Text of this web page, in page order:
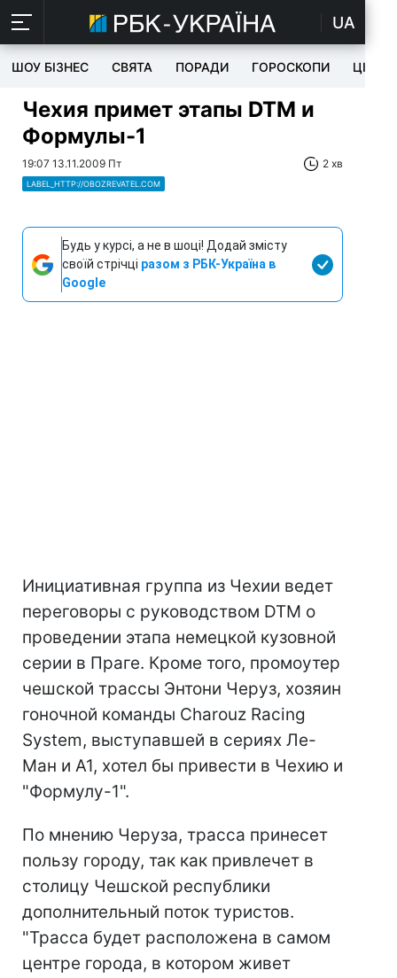
UA
ШОУ БІЗНЕС СВЯТА ПОРАДИ ГОРОСКОПИ ЦІКАВЕ
Чехия примет этапы DTM и
Формулы-1
19:07 13.11.2009 Пт 2 хв
LABEL_HTTP://OBOZREVATEL.COM
Будь у курсі, а не в шоці! Додай змісту
своїй стрічці разом з РБК-Україна в
Google
Инициативная группа из Чехии ведет
переговоры с руководством DTM о
проведении этапа немецкой кузовной
серии в Праге. Кроме того, промоутер
чешской трассы Энтони Черуз, хозяин
гоночной команды Charouz Racing
System, выступавшей в сериях Ле-
Ман и А1, хотел бы привести в Чехию и
"Формулу-1".
По мнению Черуза, трасса принесет
пользу городу, так как привлечет в
столицу Чешской республики
дополнительный поток туристов.
"Трасса будет расположена в самом
центре города, в котором живет